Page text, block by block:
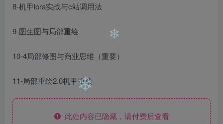
8-机甲lora实战与c站调用法
9-图生图与局部重绘
10-4局部修图与商业思维（重要）
11-局部重绘2.0机甲重绘
此处内容已隐藏，请付费后查看
❄
❄